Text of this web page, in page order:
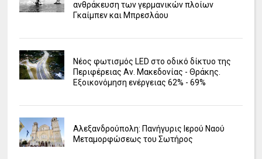
ανθράκευση των γερμανικών πλοίων
Γκαίμπεν και Μπρεσλάου
Νέος φωτισμός LED στο οδικό δίκτυο της
Περιφέρειας Αν. Μακεδονίας - Θράκης.
Εξοικονόμηση ενέργειας 62% - 69%
Αλεξανδρούπολη: Πανήγυρις Ιερού Ναού
Μεταμορφώσεως του Σωτήρος